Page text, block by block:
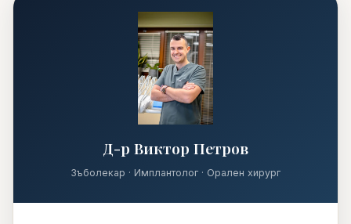
Д-р Виктор Петров
Зъболекар · Имплантолог · Орален хирург